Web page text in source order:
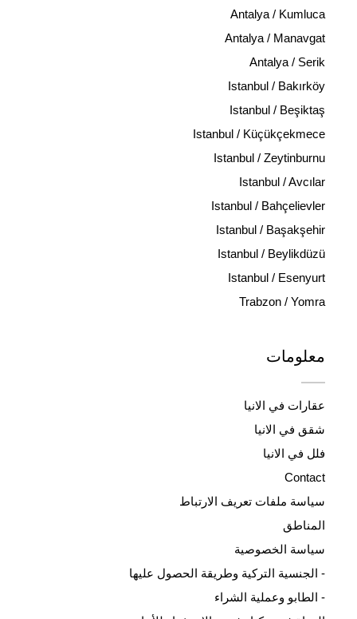
Antalya / Kumluca
Antalya / Manavgat
Antalya / Serik
Istanbul / Bakırköy
Istanbul / Beşiktaş
Istanbul / Küçükçekmece
Istanbul / Zeytinburnu
Istanbul / Avcılar
Istanbul / Bahçelievler
Istanbul / Başakşehir
Istanbul / Beylikdüzü
Istanbul / Esenyurt
Trabzon / Yomra
معلومات
عقارات في الانيا
شقق في الانيا
فلل في الانيا
Contact
سياسة ملفات تعريف الارتباط
المناطق
سياسة الخصوصية
- الجنسية التركية وطريقة الحصول عليها
- الطابو وعملية الشراء